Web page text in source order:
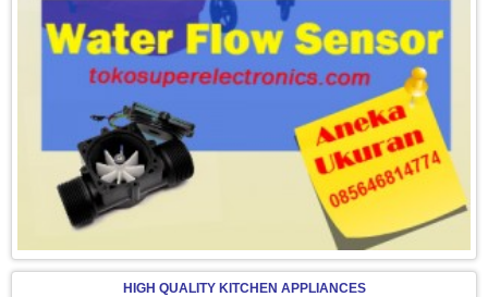
HIGH QUALITY KITCHEN APPLIANCES